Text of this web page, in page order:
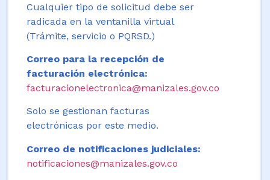
Cualquier tipo de solicitud debe ser
radicada en la ventanilla virtual
(Trámite, servicio o PQRSD.)
Correo para la recepción de
facturación electrónica:
facturacionelectronica@manizales.gov.co
Solo se gestionan facturas
electrónicas por este medio.
Correo de notificaciones judiciales:
notificaciones@manizales.gov.co